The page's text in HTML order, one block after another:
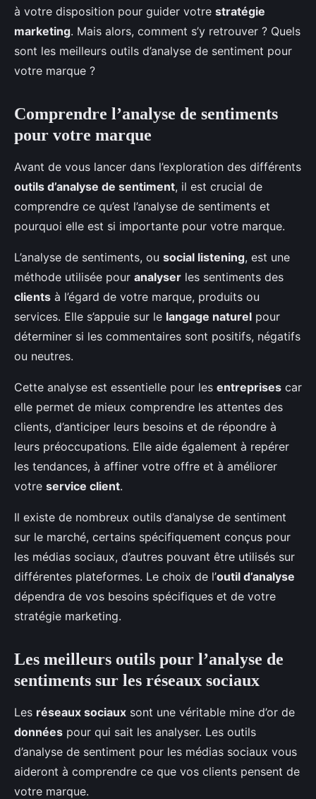
à votre disposition pour guider votre stratégie
marketing. Mais alors, comment s’y retrouver ? Quels
sont les meilleurs outils d’analyse de sentiment pour
votre marque ?
Comprendre l’analyse de sentiments
pour votre marque
Avant de vous lancer dans l’exploration des différents
outils d’analyse de sentiment, il est crucial de
comprendre ce qu’est l’analyse de sentiments et
pourquoi elle est si importante pour votre marque.
L’analyse de sentiments, ou social listening, est une
méthode utilisée pour analyser les sentiments des
clients à l’égard de votre marque, produits ou
services. Elle s’appuie sur le langage naturel pour
déterminer si les commentaires sont positifs, négatifs
ou neutres.
Cette analyse est essentielle pour les entreprises car
elle permet de mieux comprendre les attentes des
clients, d’anticiper leurs besoins et de répondre à
leurs préoccupations. Elle aide également à repérer
les tendances, à affiner votre offre et à améliorer
votre service client.
Il existe de nombreux outils d’analyse de sentiment
sur le marché, certains spécifiquement conçus pour
les médias sociaux, d’autres pouvant être utilisés sur
différentes plateformes. Le choix de l’outil d’analyse
dépendra de vos besoins spécifiques et de votre
stratégie marketing.
Les meilleurs outils pour l’analyse de
sentiments sur les réseaux sociaux
Les réseaux sociaux sont une véritable mine d’or de
données pour qui sait les analyser. Les outils
d’analyse de sentiment pour les médias sociaux vous
aideront à comprendre ce que vos clients pensent de
votre marque.